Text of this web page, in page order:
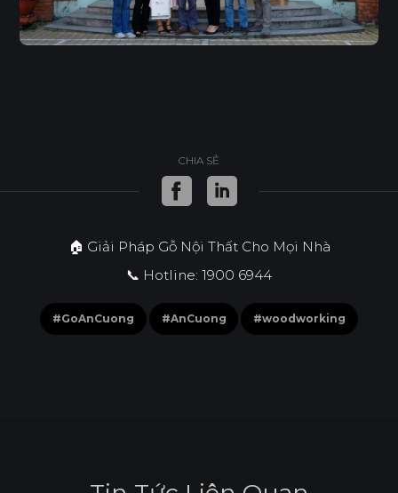
CHIA SẺ
🏠 Giải Pháp Gỗ Nội Thất Cho Mọi Nhà
📞 Hotline: 1900 6944
#GoAnCuong #AnCuong #woodworking